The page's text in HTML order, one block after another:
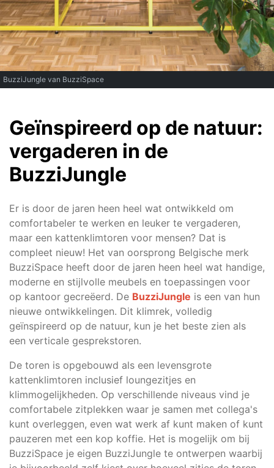
BuzziJungle van BuzziSpace
Geïnspireerd op de natuur:
vergaderen in de
BuzziJungle
Er is door de jaren heen heel wat ontwikkeld om
comfortabeler te werken en leuker te vergaderen,
maar een kattenklimtoren voor mensen? Dat is
compleet nieuw! Het van oorsprong Belgische merk
BuzziSpace heeft door de jaren heen heel wat handige,
moderne en stijlvolle meubels en toepassingen voor
op kantoor gecreëerd. De BuzziJungle is een van hun
nieuwe ontwikkelingen. Dit klimrek, volledig
geïnspireerd op de natuur, kun je het beste zien als
een verticale gesprekstoren.
De toren is opgebouwd als een levensgrote
kattenklimtoren inclusief loungezitjes en
klimmogelijkheden. Op verschillende niveaus vind je
comfortabele zitplekken waar je samen met collega's
kunt overleggen, even wat werk af kunt maken of kunt
pauzeren met een kop koffie. Het is mogelijk om bij
BuzziSpace je eigen BuzziJungle te ontwerpen waarbij